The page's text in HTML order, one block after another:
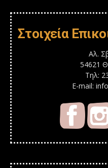
Στοιχεία
Αλ.
54621
Τηλ:
E-mail: